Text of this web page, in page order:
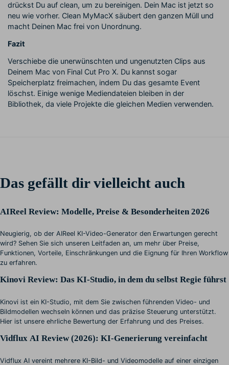
drückst Du auf clean, um zu bereinigen. Dein Mac ist jetzt so
neu wie vorher. Clean MyMacX säubert den ganzen Müll und
macht Deinen Mac frei von Unordnung.
Fazit
Verschiebe die unerwünschten und ungenutzten Clips aus
Deinem Mac von Final Cut Pro X. Du kannst sogar
Speicherplatz freimachen, indem Du das gesamte Event
löschst. Einige wenige Mediendateien bleiben in der
Bibliothek, da viele Projekte die gleichen Medien verwenden.
Das gefällt dir vielleicht auch
AIReel Review: Modelle, Preise & Besonderheiten 2026
Neugierig, ob der AIReel KI-Video-Generator den Erwartungen gerecht
wird? Sehen Sie sich unseren Leitfaden an, um mehr über Preise,
Funktionen, Vorteile, Einschränkungen und die Eignung für Ihren Workflow
zu erfahren.
Kinovi Review: Das KI-Studio, in dem du selbst Regie führst
Kinovi ist ein KI-Studio, mit dem Sie zwischen führenden Video- und
Bildmodellen wechseln können und das präzise Steuerung unterstützt.
Hier ist unsere ehrliche Bewertung der Erfahrung und des Preises.
Vidflux AI Review (2026): KI-Generierung vereinfacht
Vidflux AI vereint mehrere KI-Bild- und Videomodelle auf einer einzigen